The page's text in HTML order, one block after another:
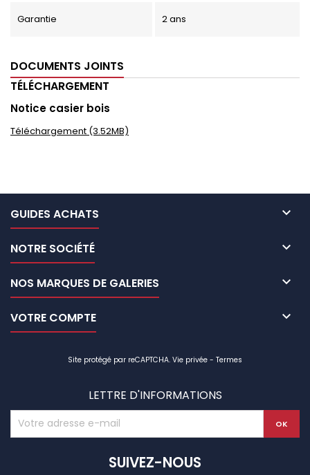
Garantie 2 ans
DOCUMENTS JOINTS
TÉLÉCHARGEMENT
Notice casier bois
Téléchargement (3.52MB)
GUIDES ACHATS 
NOTRE SOCIÉTÉ 
NOS MARQUES DE GALERIES 
VOTRE COMPTE 
Site protégé par reCAPTCHA. Vie privée - Termes
LETTRE D'INFORMATIONS
SUIVEZ-NOUS